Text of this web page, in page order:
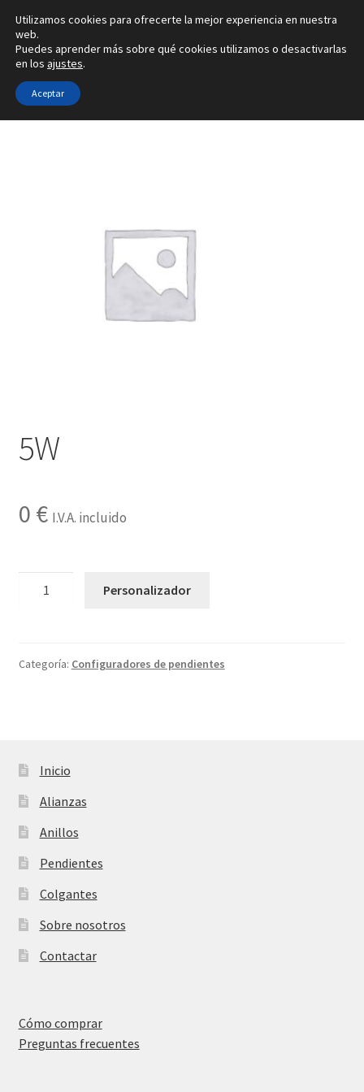
Ir
a
la
navegación
Ir
al
contenido
Inicio
Sobre nosotros
Inicio Tipo de joya
5W
0 € I.V.A. incluido
Personalizador
Categoría: Configuradores de pendientes
Inicio
Alianzas
Anillos
Pendientes
Colgantes
Sobre nosotros
Contactar
Cómo comprar
Preguntas frecuentes
Utilizamos cookies para ofrecerte la mejor experiencia en nuestra
web.
Puedes aprender más sobre qué cookies utilizamos o desactivarlas
en los ajustes.
Aceptar